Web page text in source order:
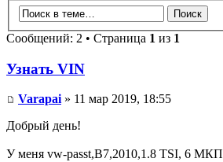
Сообщений: 2 • Страница 1 из 1
Узнать VIN
Varapai » 11 мар 2019, 18:55
Добрый день!
У меня vw-passt,B7,2010,1.8 TSI, 6 МКП